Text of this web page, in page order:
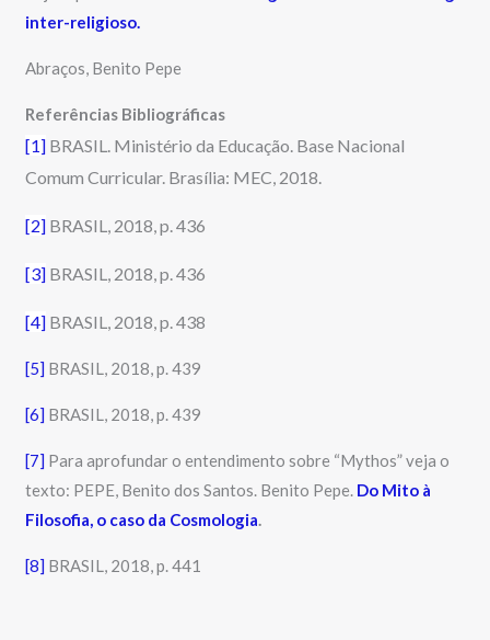
inter-religioso.
Abraços, Benito Pepe
Referências Bibliográficas
[1] BRASIL. Ministério da Educação. Base Nacional
Comum Curricular. Brasília: MEC, 2018.
[2] BRASIL, 2018, p. 436
[3] BRASIL, 2018, p. 436
[4] BRASIL, 2018, p. 438
[5] BRASIL, 2018, p. 439
[6] BRASIL, 2018, p. 439
[7] Para aprofundar o entendimento sobre “Mythos” veja o
texto: PEPE, Benito dos Santos. Benito Pepe. Do Mito à
Filosofia, o caso da Cosmologia.
[8] BRASIL, 2018, p. 441